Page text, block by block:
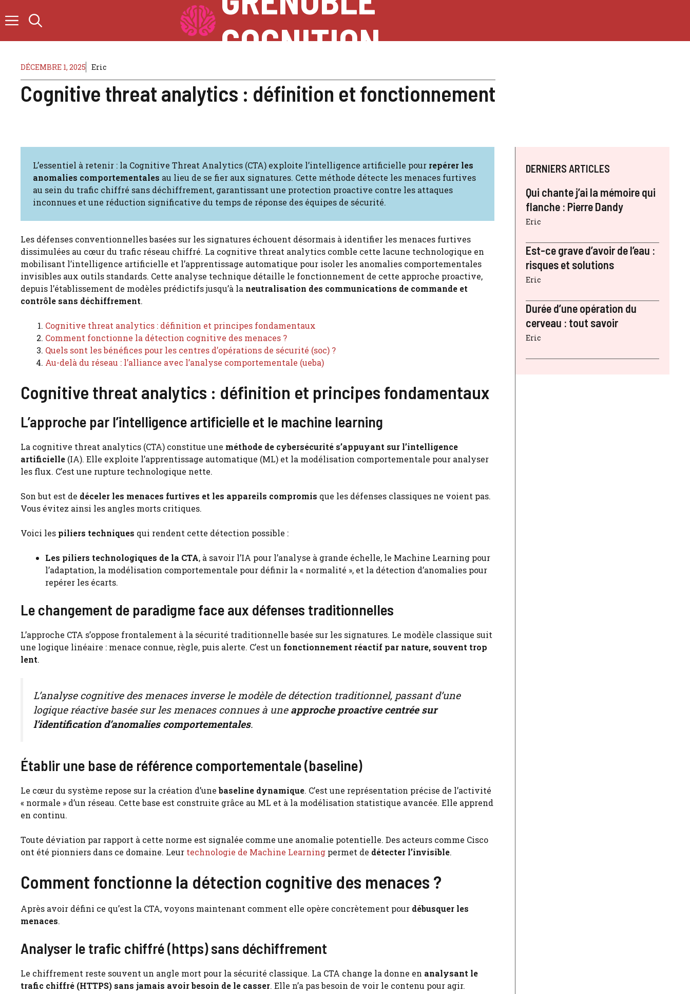
au
COGNITION
DÉCEMBRE 1, 2025 Eric
Cognitive threat analytics : définition et fonctionnement
L’essentiel à retenir : la Cognitive Threat Analytics (CTA) exploite l’intelligence artificielle pour repérer les
anomalies comportementales au lieu de se fier aux signatures. Cette méthode détecte les menaces furtives
au sein du trafic chiffré sans déchiffrement, garantissant une protection proactive contre les attaques
inconnues et une réduction significative du temps de réponse des équipes de sécurité.
Les défenses conventionnelles basées sur les signatures échouent désormais à identifier les menaces furtives
dissimulées au cœur du trafic réseau chiffré. La cognitive threat analytics comble cette lacune technologique en
mobilisant l’intelligence artificielle et l’apprentissage automatique pour isoler les anomalies comportementales
invisibles aux outils standards. Cette analyse technique détaille le fonctionnement de cette approche proactive,
depuis l’établissement de modèles prédictifs jusqu’à la neutralisation des communications de commande et
contrôle sans déchiffrement.
Cognitive threat analytics : définition et principes fondamentaux
Comment fonctionne la détection cognitive des menaces ?
Quels sont les bénéfices pour les centres d’opérations de sécurité (soc) ?
Au-delà du réseau : l’alliance avec l’analyse comportementale (ueba)
Cognitive threat analytics : définition et principes fondamentaux
L’approche par l’intelligence artificielle et le machine learning
La cognitive threat analytics (CTA) constitue une méthode de cybersécurité s’appuyant sur l’intelligence
artificielle (IA). Elle exploite l’apprentissage automatique (ML) et la modélisation comportementale pour analyser
les flux. C’est une rupture technologique nette.
Son but est de déceler les menaces furtives et les appareils compromis que les défenses classiques ne voient pas.
Vous évitez ainsi les angles morts critiques.
Voici les piliers techniques qui rendent cette détection possible :
Les piliers technologiques de la CTA, à savoir l’IA pour l’analyse à grande échelle, le Machine Learning pour
l’adaptation, la modélisation comportementale pour définir la « normalité », et la détection d’anomalies pour
repérer les écarts.
Le changement de paradigme face aux défenses traditionnelles
L’approche CTA s’oppose frontalement à la sécurité traditionnelle basée sur les signatures. Le modèle classique suit
une logique linéaire : menace connue, règle, puis alerte. C’est un fonctionnement réactif par nature, souvent trop
lent.
L’analyse cognitive des menaces inverse le modèle de détection traditionnel, passant d’une
logique réactive basée sur les menaces connues à une approche proactive centrée sur
l’identification d’anomalies comportementales.
Établir une base de référence comportementale (baseline)
Le cœur du système repose sur la création d’unebaseline dynamique. C’est une représentation précise de l’activité
« normale » d’un réseau. Cette base est construite grâce au ML et à la modélisation statistique avancée. Elle apprend
en continu.
Toute déviation par rapport à cette norme est signalée comme une anomalie potentielle. Des acteurs comme Cisco
ont été pionniers dans ce domaine. Leur technologie de Machine Learning permet de détecter l’invisible.
Comment fonctionne la détection cognitive des menaces ?
Après avoir défini ce qu’est la CTA, voyons maintenant comment elle opère concrètement pour débusquer les
menaces.
Analyser le trafic chiffré (https) sans déchiffrement
Le chiffrement reste souvent un angle mort pour la sécurité classique. La CTA change la donne en analysant le
trafic chiffré (HTTPS) sans jamais avoir besoin de le casser. Elle n’a pas besoin de voir le contenu pour agir.
DERNIERS ARTICLES
Qui chante j’ai la mémoire qui
flanche : Pierre Dandy
Eric
Est-ce grave d’avoir de l’eau :
risques et solutions
Eric
Durée d’une opération du
cerveau : tout savoir
Eric